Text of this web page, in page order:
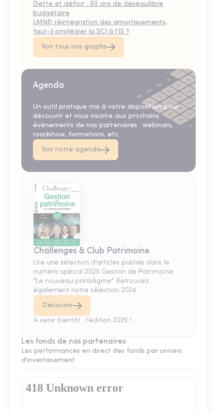
Dette et déficit : 50 ans de déséquilibre
budgétaire
LMNP, réintégration des amortissements,
faut-il privilégier la SCI à l'IS ?
Voir tous nos graphs
Agenda
Un outil pratique mis à votre disposition pour
découvrir et vous inscrire aux prochains
événements de nos partenaires : webinars,
roadshow, formations, etc.
Voir notre agenda
Challenges & Club Patrimoine
Lire une sélection d'articles publiés dans le
numéro spécial 2025 Gestion de Patrimoine
"Le nouveau paradigme". Retrouvez
également notre sélection 2024.
Découvrir
A venir bientôt : l'édition 2026 !
Les fonds de nos partenaires
Les performances en direct des fonds par univers
d'investissement